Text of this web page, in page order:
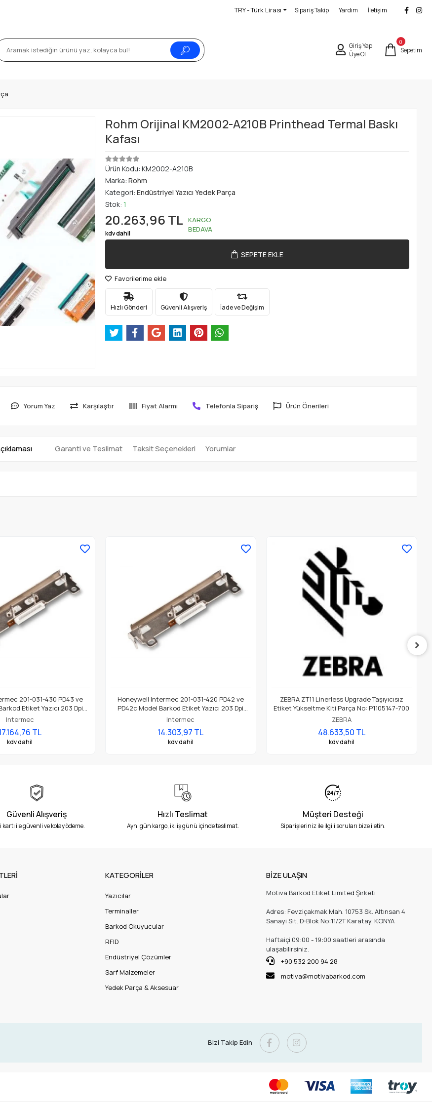
TRY - Türk Lirası Sipariş Takip Yardım İletişim
Giriş Yap
Üye Ol
0
Sepetim
Rohm Orijinal KM2002-A210B Printhead Termal Baskı
Kafası
Ürün Kodu: KM2002-A210B
Marka: Rohm
Kategori: Endüstriyel Yazıcı Yedek Parça
Stok: 1
20.263,96 TL
kdv dahil
KARGO
BEDAVA
SEPETE EKLE
Favorilerime ekle
Hızlı Gönderi Güvenli Alışveriş İade ve Değişim
Yorum Yaz Karşılaştır Fiyat Alarmı Telefonla Sipariş Ürün Önerileri
Garanti ve Teslimat Taksit Seçenekleri Yorumlar
201-031-430 PD43 ve
Etiket Yazıcı 203 Dpi
Baskı Kafası
Intermec
TL
kdv dahil
Honeywell Intermec 201-031-420 PD42 ve
PD42c Model Barkod Etiket Yazıcı 203 Dpi
Termal Baskı Kafası
Intermec
14.303,97 TL
kdv dahil
ZEBRA ZT11 Linerless Upgrade Taşıyıcısız
Etiket Yükseltme Kiti Parça No: P1105147-700
ZEBRA
48.633,50 TL
kdv dahil
Güvenli Alışveriş
kartı ile güvenli ve kolay ödeme.
Hızlı Teslimat
Aynı gün kargo, iki iş günü içinde teslimat.
Müşteri Desteği
Siparişleriniz ile ilgili soruları bize iletin.
KATEGORİLER
Yazıcılar
Terminaller
Barkod Okuyucular
RFID
Endüstriyel Çözümler
Sarf Malzemeler
Yedek Parça & Aksesuar
BİZE ULAŞIN
Motiva Barkod Etiket Limited Şirketi
Adres: Fevziçakmak Mah. 10753 Sk. Altınsan 4
Sanayi Sit. D-Blok No:11/2T Karatay, KONYA
Haftaiçi 09:00 - 19:00 saatleri arasında
ulaşabilirsiniz.
+90 532 200 94 28
motiva@motivabarkod.com
Bizi Takip Edin